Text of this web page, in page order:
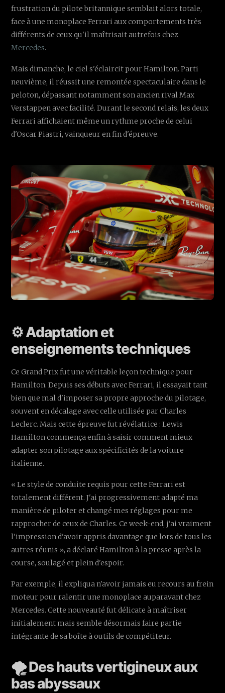
frustration du pilote britannique semblait alors totale,
face à une monoplace Ferrari aux comportements très
différents de ceux qu'il maîtrisait autrefois chez
Mercedes.
Mais dimanche, le ciel s'éclaircit pour Hamilton. Parti
neuvième, il réussit une remontée spectaculaire dans le
peloton, dépassant notamment son ancien rival Max
Verstappen avec facilité. Durant le second relais, les deux
Ferrari affichaient même un rythme proche de celui
d'Oscar Piastri, vainqueur en fin d'épreuve.
⚙️ Adaptation et
enseignements techniques
Ce Grand Prix fut une véritable leçon technique pour
Hamilton. Depuis ses débuts avec Ferrari, il essayait tant
bien que mal d'imposer sa propre approche du pilotage,
souvent en décalage avec celle utilisée par Charles
Leclerc. Mais cette épreuve fut révélatrice : Lewis
Hamilton commença enfin à saisir comment mieux
adapter son pilotage aux spécificités de la voiture
italienne.
« Le style de conduite requis pour cette Ferrari est
totalement différent. J'ai progressivement adapté ma
manière de piloter et changé mes réglages pour me
rapprocher de ceux de Charles. Ce week-end, j'ai vraiment
l'impression d'avoir appris davantage que lors de tous les
autres réunis », a déclaré Hamilton à la presse après la
course, soulagé et plein d'espoir.
Par exemple, il expliqua n'avoir jamais eu recours au frein
moteur pour ralentir une monoplace auparavant chez
Mercedes. Cette nouveauté fut délicate à maîtriser
initialement mais semble désormais faire partie
intégrante de sa boîte à outils de compétiteur.
🌪️ Des hauts vertigineux aux
bas abyssaux